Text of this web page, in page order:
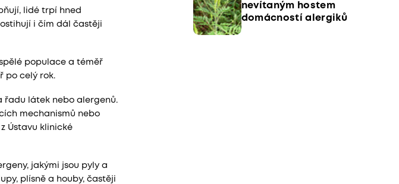
lidé trpí hned
i čím dál častěji
populace a téměř
po celý rok.
řadu látek nebo alergenů.
mechanismů nebo
Ústavu klinické
jakými jsou pyly a
plísně a houby, častěji
nevítaným hostem
domácností alergiků